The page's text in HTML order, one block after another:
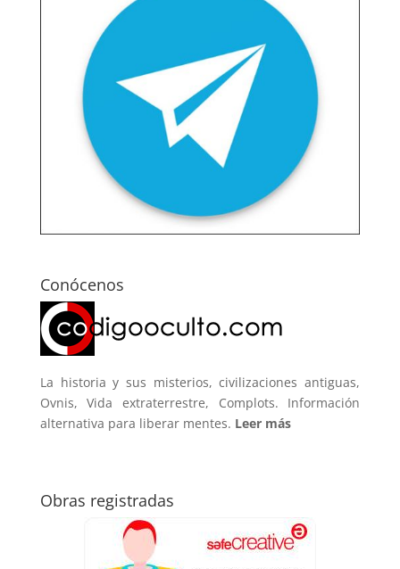
Conócenos
La historia y sus misterios, civilizaciones antiguas,
Ovnis, Vida extraterrestre, Complots. Información
alternativa para liberar mentes. Leer más
Obras registradas